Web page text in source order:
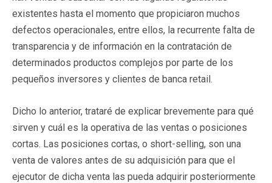
existentes hasta el momento que propiciaron muchos
defectos operacionales, entre ellos, la recurrente falta de
transparencia y de información en la contratación de
determinados productos complejos por parte de los
pequeños inversores y clientes de banca retail.
Dicho lo anterior, trataré de explicar brevemente para qué
sirven y cuál es la operativa de las ventas o posiciones
cortas. Las posiciones cortas, o short-selling, son una
venta de valores antes de su adquisición para que el
ejecutor de dicha venta las pueda adquirir posteriormente